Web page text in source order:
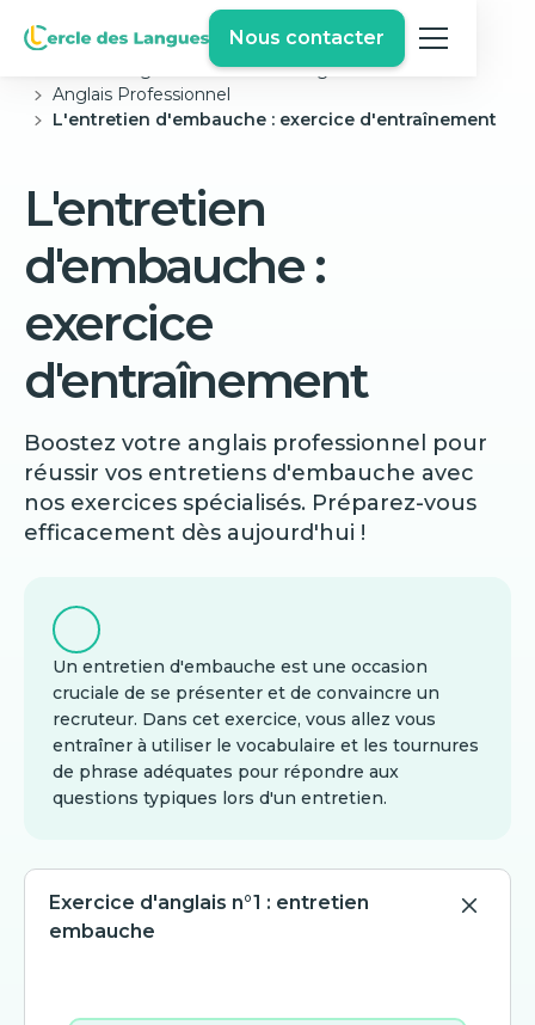
Nous contacter
Exercices Anglais Gratuits
Anglais Professionnel
L'entretien d'embauche : exercice d'entraînement
L'entretien
d'embauche :
exercice
d'entraînement
Boostez votre anglais professionnel pour
réussir vos entretiens d'embauche avec
nos exercices spécialisés. Préparez-vous
efficacement dès aujourd'hui !
Un entretien d'embauche est une occasion
cruciale de se présenter et de convaincre un
recruteur. Dans cet exercice, vous allez vous
entraîner à utiliser le vocabulaire et les tournures
de phrase adéquates pour répondre aux
questions typiques lors d'un entretien.
Exercice d'anglais n°1 : entretien
embauche